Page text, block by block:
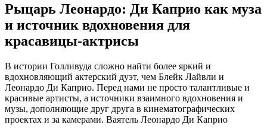
Рыцарь Леонардо: Ди Каприо как муза
и источник вдохновения для
красавицы-актрисы
В истории Голливуда сложно найти более яркий и
вдохновляющий актерский дуэт, чем Блейк Лайвли и
Леонардо Ди Каприо. Перед нами не просто талантливые и
красивые артисты, а источники взаимного вдохновения и
музы, дополняющие друг друга в кинематографических
проектах и за камерами. Ваятель Леонардо Ди Каприо